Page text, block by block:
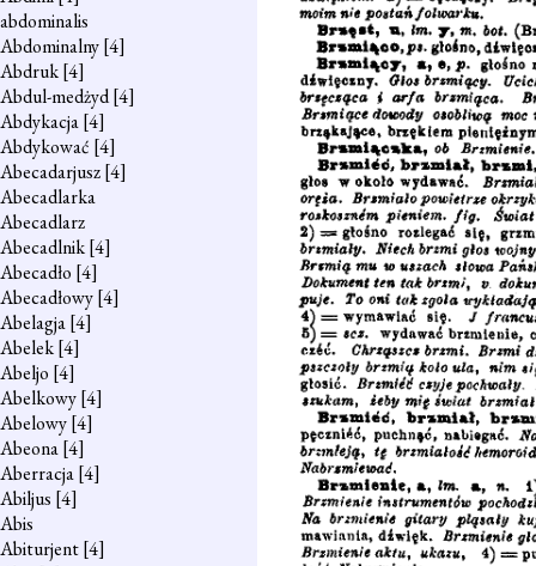
abdominalis
Abdominalny[4]
Abdruk[4]
Abdul-medżyd[4]
Abdykacja[4]
Abdykować [4]
Abecadarjusz[4]
Abecadlarka
Abecadlarz
Abecadlnik[4]
Abecadło [4]
Abecadłowy[4]
Abelagja[4]
Abelek[4]
Abeljo [4]
Abelkowy[4]
Abelowy[4]
Abeona[4]
Aberracja[4]
Abiljus [4]
Abis
Abiturjent[4]